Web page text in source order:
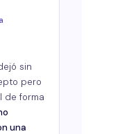
sin
pero
de forma
una